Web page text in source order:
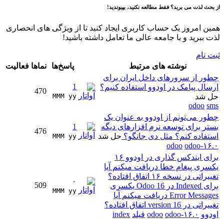
از بحث لذت می برید؟ فقط مطالعه نکنید، بپیوندید!
همین امروز یک حساب کاربری ایجاد کنید تا از ویژگی های انحصاری
لذت ببرید و با جامعه عالی ما تعامل داشته باشید!
ثبت نام
نوشته های مرتبط
پاسخ‌ها نماها فعالیت
چطور از سرورهای داخل ایران برای
ارسال پیامک در اودوو استفاده کنیم؟
حل شد
odoo sms
1
MMM yy
470
چطور می‌تونم از اودوو به عنوان یک
بستر برای توسعه نرم افزارهای دیگه
استفاده کنم؟ مثل دی جانگو؟ حل شد
odoo odoo-۱۶.۰
1
MMM yy
476
برای ایندکس گذاری در اودوو ۱۶
یکسری پیغام خطا دریافت میکنم آیا
تغییراتی در نسخه ۱۶ اتفاق افتاده؟
برای Indexed در Odoo 16 یکسری
Error Messages دریافت میکنم آیا
تغییراتی در version 16 اتفاق افتاده؟
اودوو
odoo odoo-۱۶.۰ فیلد index
۰
MMM yy
509